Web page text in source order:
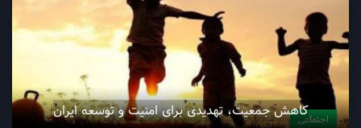
اجتماعیکاهش جمعیت، تهدیدی برای امنیت و توسعه ایران